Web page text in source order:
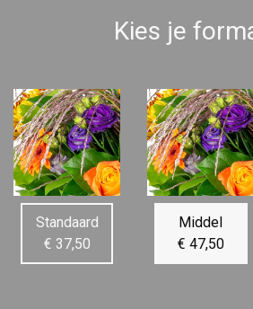
Kies je
Standaard
€ 37,50
Middel
€ 47,50